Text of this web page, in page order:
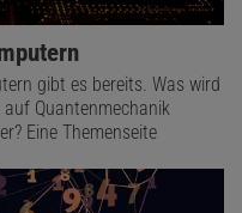
gibt es bereits. Was wird
Quantenmechanik
Eine Themenseite